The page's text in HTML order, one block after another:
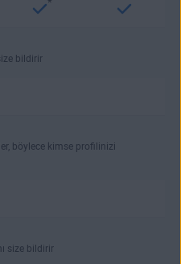
*
bildirir
böylece kimse profilinizi
size bildirir